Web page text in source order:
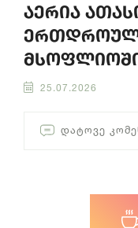
აერია
25.07.2026
ᲓᲐᲢᲝᲕᲔ